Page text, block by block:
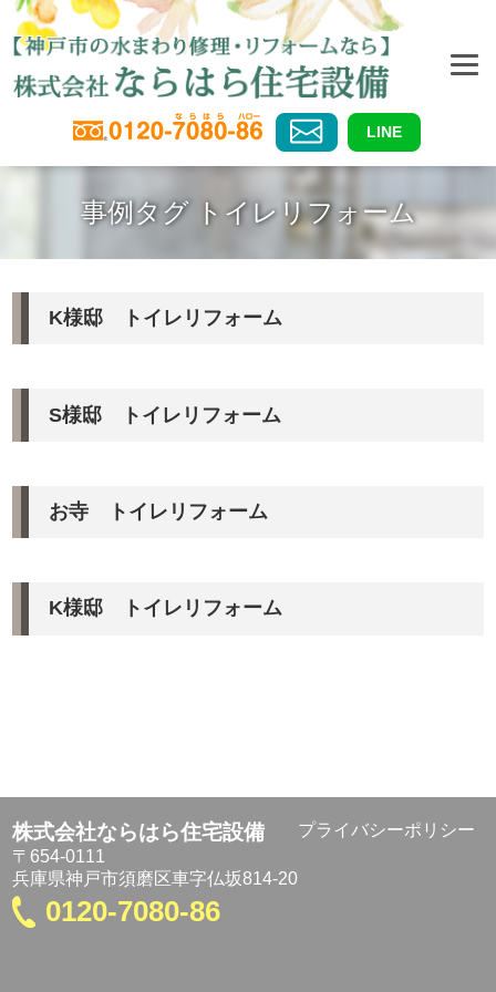
LINE
事例タグ トイレリフォーム
K様邸 トイレリフォーム
S様邸 トイレリフォーム
お寺 トイレリフォーム
K様邸 トイレリフォーム
株式会社ならはら住宅設備
〒654-0111
兵庫県神戸市須磨区車字仏坂814-20
0120-7080-86
プライバシーポリシー